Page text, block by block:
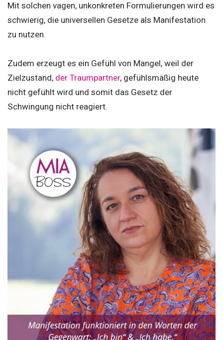
Mit solchen vagen, unkonkreten Formulierungen wird es
schwierig, die universellen Gesetze als Manifestation
zu nutzen.
Zudem erzeugt es ein Gefühl von Mangel, weil der
Zielzustand, der Traumpartner, gefühlsmäßig heute
nicht gefühlt wird und somit das Gesetz der
Schwingung nicht reagiert.